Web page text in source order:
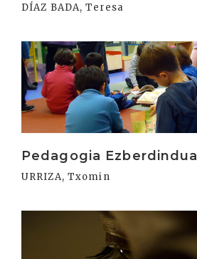
DÍAZ BADA, Teresa
Pedagogia Ezberdindua
URRIZA, Txomin
Irakurri